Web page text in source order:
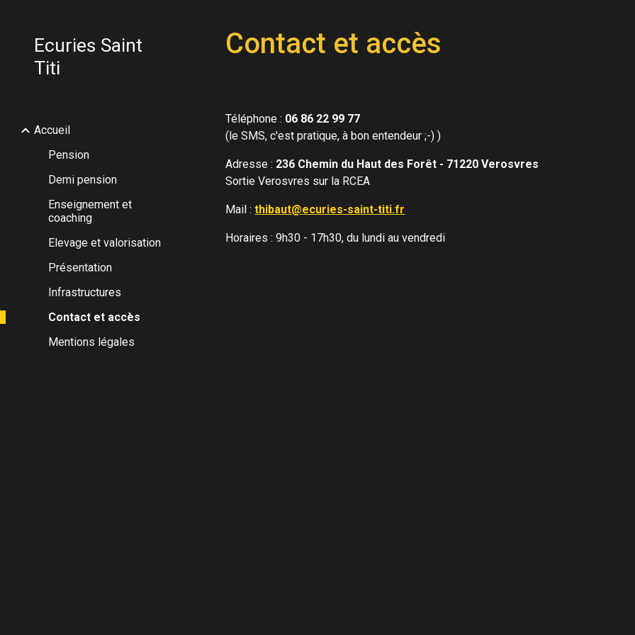
Ecuries Saint
Titi
Accueil
Pension
Demi pension
Enseignement et
coaching
Elevage et valorisation
Présentation
Infrastructures
Contact et accès
Mentions légales
Contact et accès
Téléphone : 06 86 22 99 77
(le SMS, c'est pratique, à bon entendeur ;-) )
Adresse : 236 Chemin du Haut des Forêt - 71220 Verosvres
Sortie Verosvres sur la RCEA
Mail :thibaut@ecuries-saint-titi.fr
Horaires : 9h30 - 17h30, du lundi au vendredi